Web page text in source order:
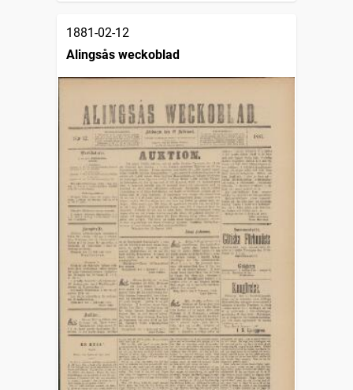
1881-02-12
Alingsås weckoblad